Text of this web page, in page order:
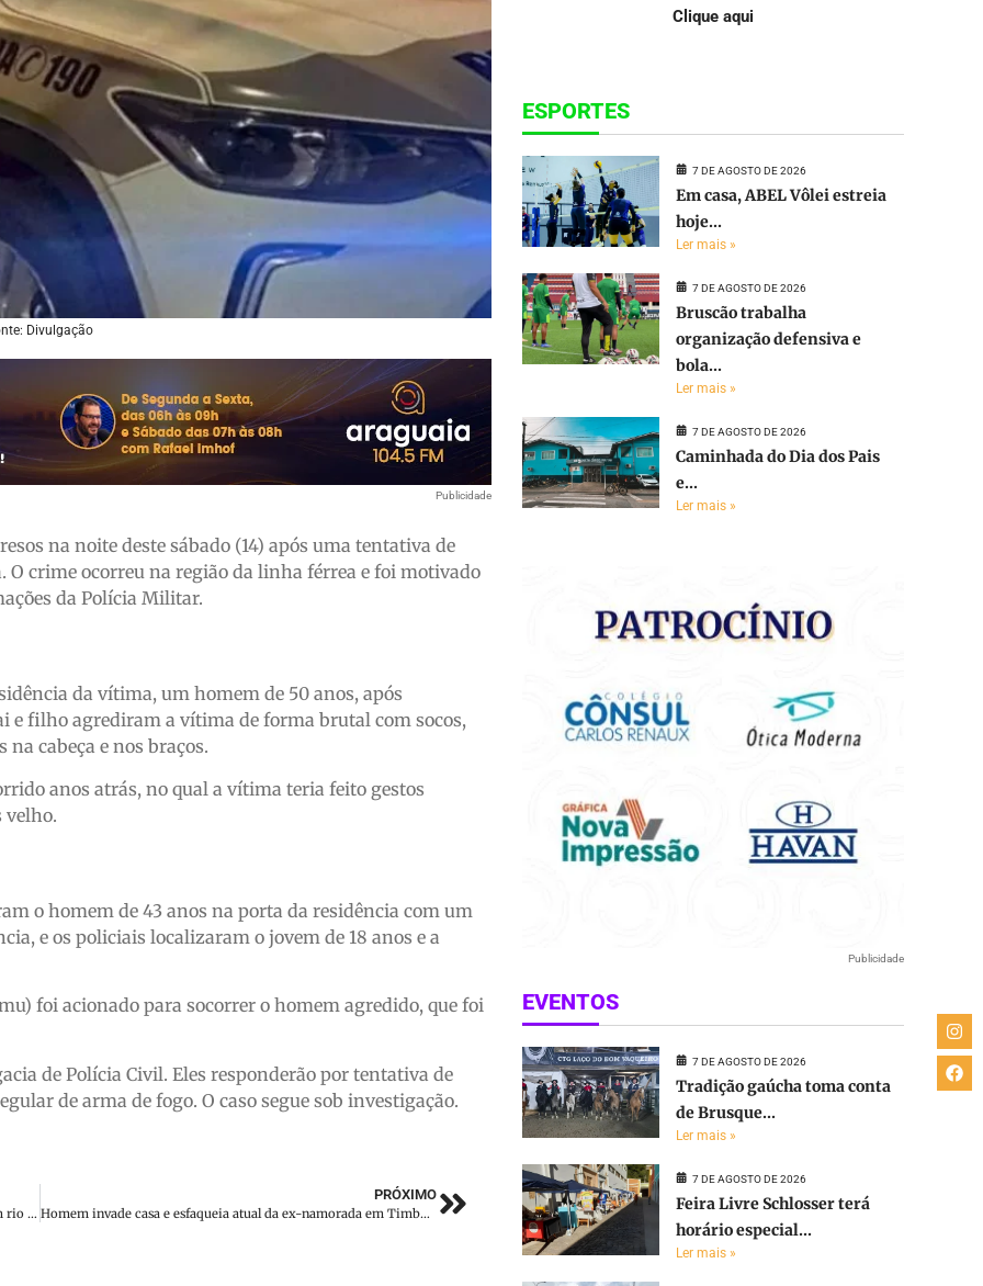
Divulgação
Publicidade
na noite deste sábado (14) após uma tentativa de
crime ocorreu na região da linha férrea e foi motivado
da Polícia Militar.
da vítima, um homem de 50 anos, após
e filho agrediram a vítima de forma brutal com socos,
cabeça e nos braços.
anos atrás, no qual a vítima teria feito gestos
velho.
o homem de 43 anos na porta da residência com um
e os policiais localizaram o jovem de 18 anos e a
foi acionado para socorrer o homem agredido, que foi
de Polícia Civil. Eles responderão por tentativa de
de arma de fogo. O caso segue sob investigação.
Bombeiros resgatam 100 pessoas de embarcação à deriva em rio de SC
PRÓXIMO
Homem invade casa e esfaqueia atual da ex-namorada em Timbó; vítima imobiliza agressor
Clique aqui
ESPORTES
7 DE AGOSTO DE 2026
Em casa, ABEL Vôlei estreia
hoje...
Ler mais »
7 DE AGOSTO DE 2026
Bruscão trabalha
organização defensiva e
bola...
Ler mais »
7 DE AGOSTO DE 2026
Caminhada do Dia dos Pais
e...
Ler mais »
Publicidade
EVENTOS
7 DE AGOSTO DE 2026
Tradição gaúcha toma conta
de Brusque...
Ler mais »
7 DE AGOSTO DE 2026
Feira Livre Schlosser terá
horário especial...
Ler mais »